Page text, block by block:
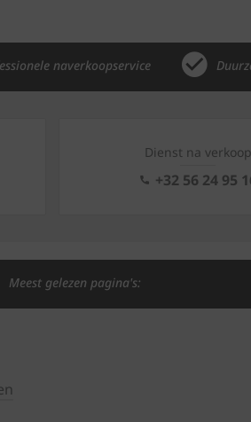
naverkoopservice
Dienst na verkoop
+32 56 24 95
Meest gelezen pagina's: